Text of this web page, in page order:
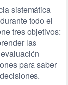
sistemática
todo el
tres objetivos:
las
para saber